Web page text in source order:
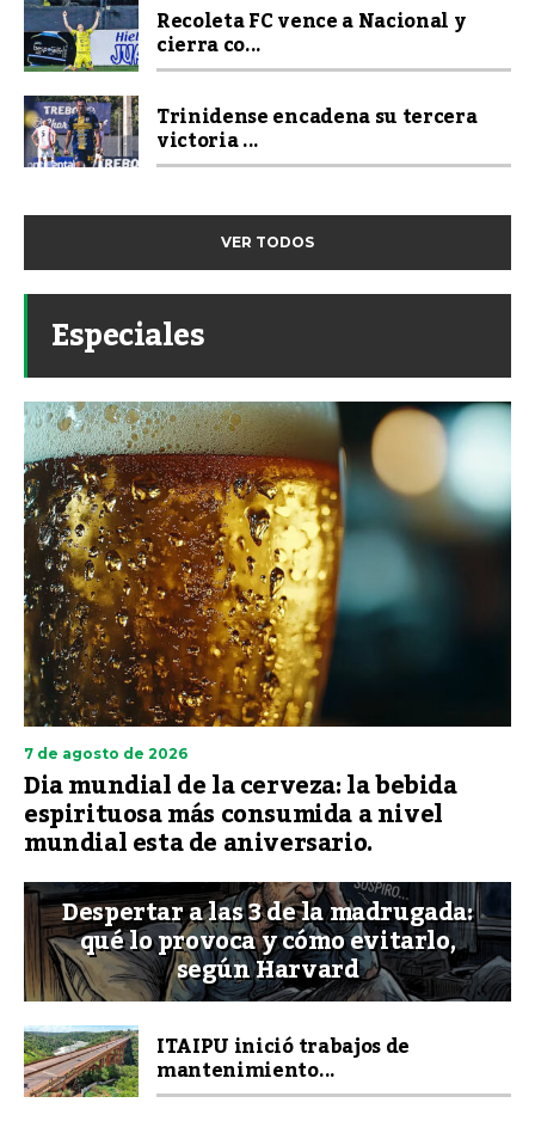
Recoleta FC vence a Nacional y
cierra co...
Trinidense encadena su tercera
victoria ...
VER TODOS
Especiales
7 de agosto de 2026
Dia mundial de la cerveza: la bebida
espirituosa más consumida a nivel
mundial esta de aniversario.
Despertar a las 3 de la madrugada:
qué lo provoca y cómo evitarlo,
según Harvard
ITAIPU inició trabajos de
mantenimiento...